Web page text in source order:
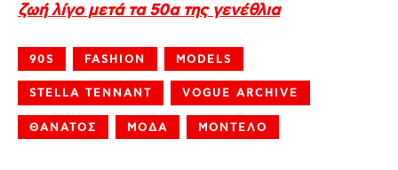
ζωή λίγο μετά τα 50α της γενέθλια
90S FASHION MODELS
STELLA TENNANT VOGUE ARCHIVE
ΘΑΝΑΤΟΣ ΜΟΔΑ ΜΟΝΤΕΛΟ